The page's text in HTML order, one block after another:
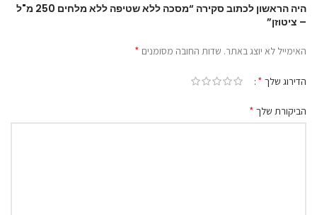
היה הראשון לכתוב סקירה “מסכה ללא שטיפה ללא מלחים 250 מ"ל
– ציטוזן”
האימייל לא יוצג באתר. שדות החובה מסומנים *
הדירוג שלך *
הביקורת שלך *